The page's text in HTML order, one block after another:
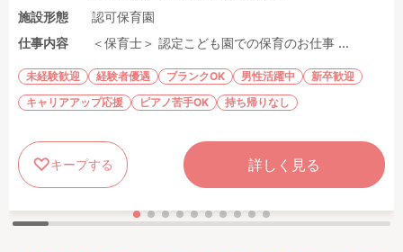
施設形態
認可保育園
仕事内容
＜保育士＞ 認定こども園での保育のお仕事 ...
未経験歓迎 経験者優遇 ブランクOK 男性活躍中
新卒歓迎
キャリアアップ応援
ピアノ苦手OK 持ち帰りなし
キープする 詳しく見る